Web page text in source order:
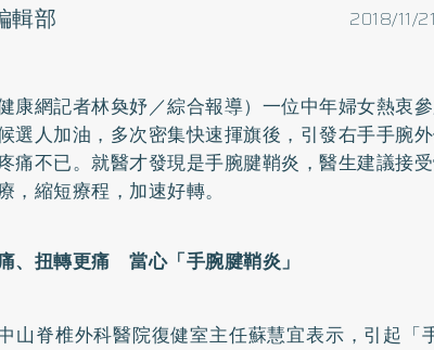
2018/11/
輯部
康網記者林奐妤／綜合報導）一位中年婦女熱衷
選人加油，多次密集快速揮旗後，引發右手手腕
痛不已。就醫才發現是手腕腱鞘炎，醫生建議接
，縮短療程，加速好轉。
、扭轉更痛 當心「手腕腱鞘炎」
山脊椎外科醫院復健室主任蘇慧宜表示，引起「